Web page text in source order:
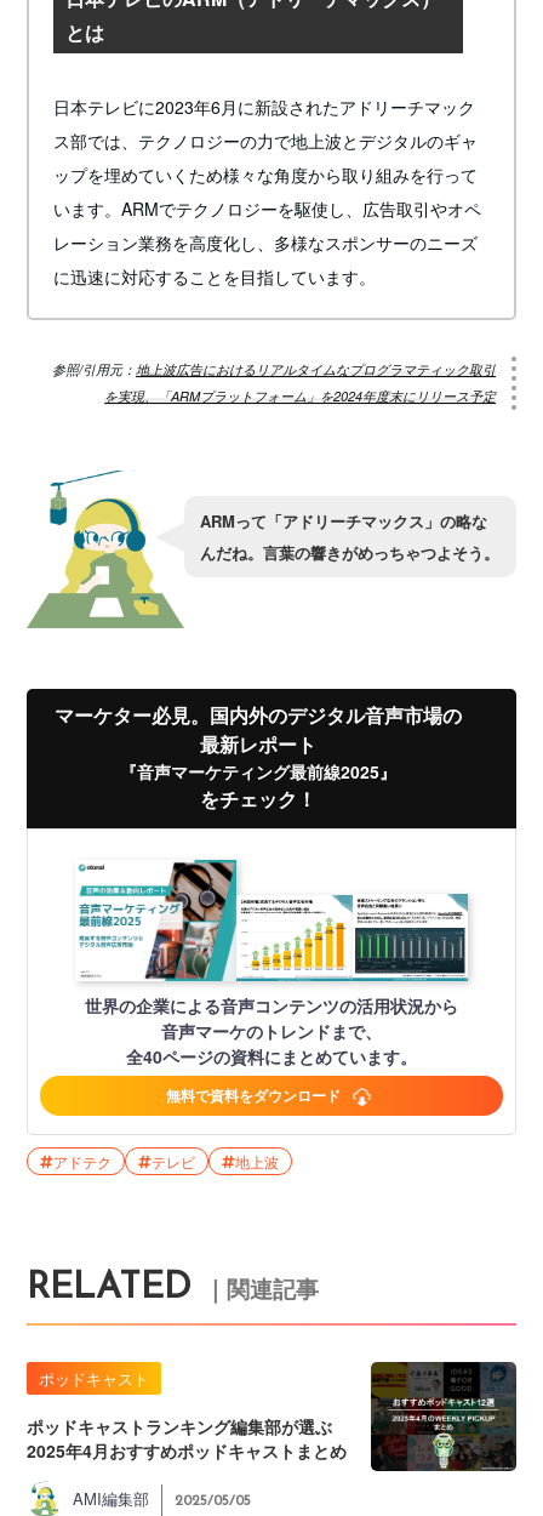
とは
日本テレビに2023年6月に新設されたアドリーチマック
ス部では、テクノロジーの力で地上波とデジタルのギャ
ップを埋めていくため様々な角度から取り組みを行って
います。ARMでテクノロジーを駆使し、広告取引やオペ
レーション業務を高度化し、多様なスポンサーのニーズ
に迅速に対応することを目指しています。
参照/引用元：地上波広告におけるリアルタイムなプログラマティック取引
を実現、「ARMプラットフォーム」を2024年度末にリリース予定
ARMって「アドリーチマックス」の略な
んだね。言葉の響きがめっちゃつよそう。
マーケター必見。国内外のデジタル音声市場の
最新レポート
『音声マーケティング最前線2025』
をチェック！
世界の企業による音声コンテンツの活用状況から
音声マーケのトレンドまで、
全40ページの資料にまとめています。
無料で資料をダウンロード
アドテク テレビ 地上波
RELATED ｜関連記事
ポッドキャスト
ポッドキャストランキング編集部が選ぶ
2025年4月おすすめポッドキャストまとめ
AMI編集部 2025/05/05